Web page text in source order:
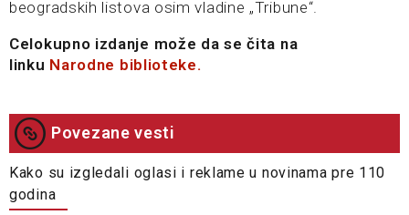
beogradskih listova osim vladine „Tribune“.
Celokupno izdanje može da se čita na
linku Narodne biblioteke.
Povezane vesti
Kako su izgledali oglasi i reklame u novinama pre 110
godina